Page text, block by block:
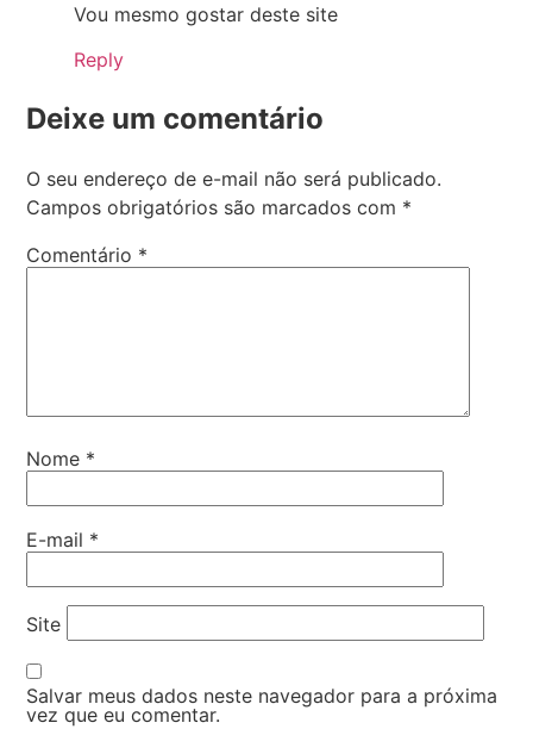
Vou mesmo gostar deste site
Reply
Deixe um comentário
O seu endereço de e-mail não será publicado.
Campos obrigatórios são marcados com *
Comentário *
Nome *
E-mail *
Site
Salvar meus dados neste navegador para a próxima
vez que eu comentar.